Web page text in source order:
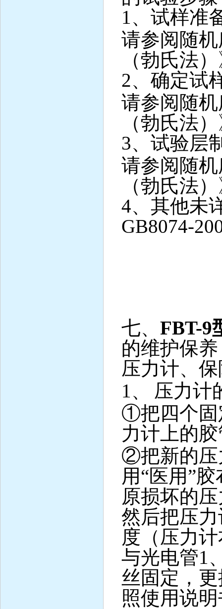
1、试样准
请参阅随
（勃氏法
2、确定试
请参阅随
（勃氏法
3、试验层
请参阅随
（勃氏法
4、其他未
GB8074-
七、 FBT-9
的维护保
压力计、
1、
压力计
①把四个
力计上的
②把新的
用“医用”胶
原损坏的
然后把压
度（压力
与光电管1
丝固定，
照使用说